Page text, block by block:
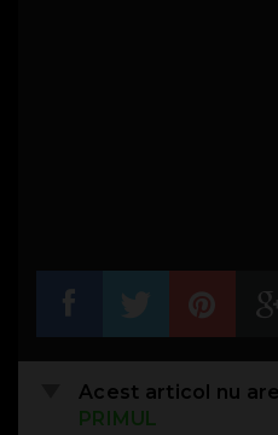
Acest articol nu
PRIMUL